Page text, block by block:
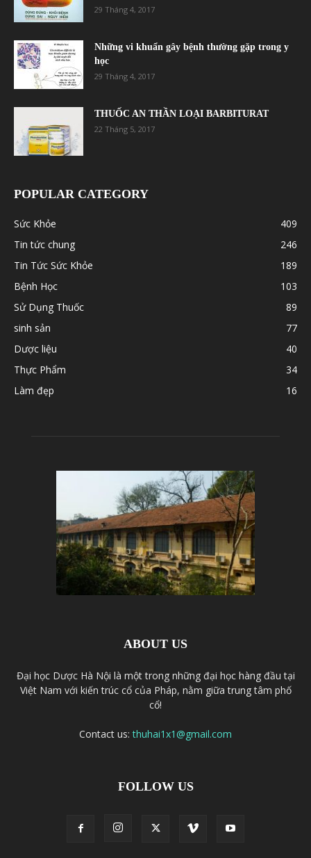
29 Tháng 4, 2017
Những vi khuẩn gây bệnh thường gặp trong y
học
29 Tháng 4, 2017
THUỐC AN THẦN LOẠI BARBITURAT
22 Tháng 5, 2017
POPULAR CATEGORY
Sức Khỏe
409
Tin tức chung
246
Tin Tức Sức Khỏe
189
Bệnh Học
103
Sử Dụng Thuốc
89
sinh sản
77
Dược liệu
40
Thực Phẩm
34
Làm đẹp
16
ABOUT US
Đại học Dược Hà Nội là một trong những đại học hàng đầu tại
Việt Nam với kiến trúc cổ của Pháp, nằm giữa trung tâm phố
cổ!
Contact us:thuhai1x1@gmail.com
FOLLOW US